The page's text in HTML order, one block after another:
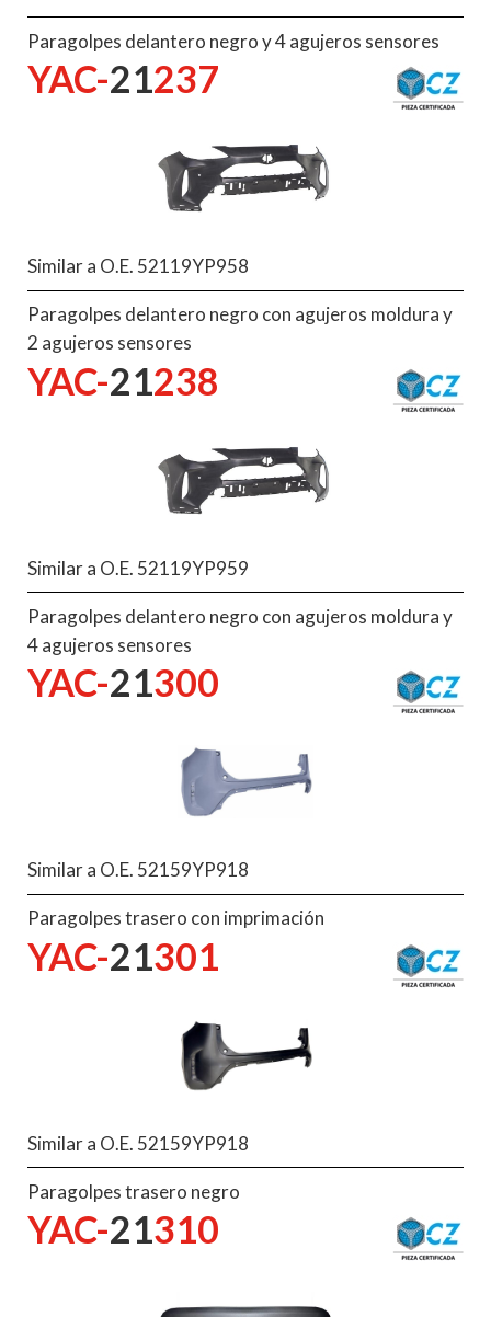
Paragolpes delantero negro y 4 agujeros sensores
YAC-21237
Similar a O.E. 52119YP958
Paragolpes delantero negro con agujeros moldura y
2 agujeros sensores
YAC-21238
Similar a O.E. 52119YP959
Paragolpes delantero negro con agujeros moldura y
4 agujeros sensores
YAC-21300
Similar a O.E. 52159YP918
Paragolpes trasero con imprimación
YAC-21301
Similar a O.E. 52159YP918
Paragolpes trasero negro
YAC-21310